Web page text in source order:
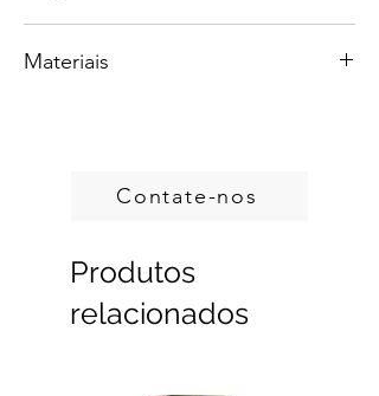
Todos os materiais utilizados são de
de Origem Florestal (DOF, Documento de
Materiais
Contate-nos
Produtos
relacionados